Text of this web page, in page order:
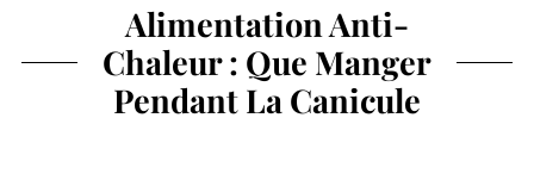
Alimentation Anti-
Chaleur : Que Manger
Pendant La Canicule